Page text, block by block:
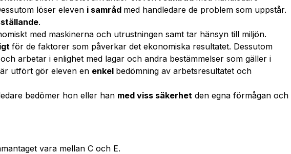
löser eleven i samråd med handledare de problem som uppstår.
.
med maskinerna och utrustningen samt tar hänsyn till miljön.
för de faktorer som påverkar det ekonomiska resultatet. Dessutom
arbetar i enlighet med lagar och andra bestämmelser som gäller i
utfört gör eleven en enkel bedömning av arbetsresultatet och
bedömer hon eller han med viss säkerhet den egna förmågan och
vara mellan C och E.